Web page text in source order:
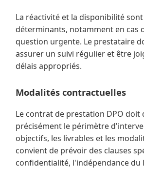
La réactivité et la disponibilité
déterminants, notamment en cas
question urgente. Le prestataire
assurer un suivi régulier et être
délais appropriés.
Modalités contractuelles
Le contrat de prestation DPO doit
précisément le périmètre
objectifs, les livrables et les
convient de prévoir des clauses
confidentialité, l'indépendance du